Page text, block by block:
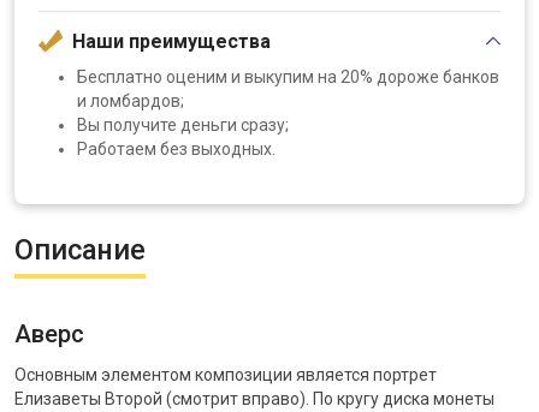
Наши преимущества
Бесплатно оценим и выкупим на 20% дороже банков
и ломбардов;
Вы получите деньги сразу;
Работаем без выходных.
Описание
Аверс
Основным элементом композиции является портрет
Елизаветы Второй (смотрит вправо). По кругу диска монеты